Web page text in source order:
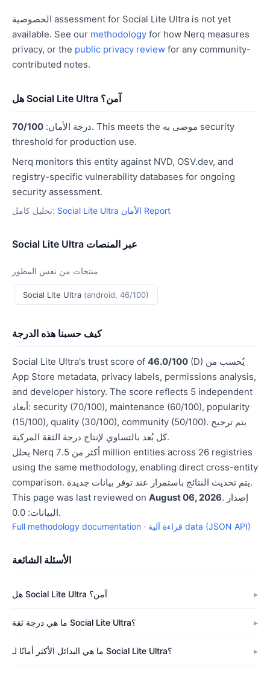
الخصوصية assessment for Social Lite Ultra is not yet
available. See our methodology for how Nerq measures
privacy, or the public privacy review for any community-
contributed notes.
هل Social Lite Ultra آمن؟
درجة الأمان: 70/100
. This meets the موصى به security
threshold for production use.
Nerq monitors this entity against NVD, OSV.dev, and
registry-specific vulnerability databases for ongoing
security assessment.
تحليل كامل: Social Lite Ultra الأمان Report
Social Lite Ultra عبر المنصات
منتجات من نفس المطور
Social Lite Ultra (android, 46/100)
كيف حسبنا هذه الدرجة
Social Lite Ultra's trust score of 46.0/100 (D) يُحسب من
App Store metadata, privacy labels, permissions analysis,
and developer history. The score reflects 5 independent
أبعاد: security (70/100), maintenance (60/100), popularity
(15/100), quality (30/100), community (50/100). يتم ترجيح
كل بُعد بالتساوي لإنتاج درجة الثقة المركبة.
يحلل Nerq أكثر من 7.5 million entities across 26 registries
using the same methodology, enabling direct cross-entity
comparison. يتم تحديث النتائج باستمرار عند توفر بيانات جديدة.
This page was last reviewed on August 06, 2026. إصدار
البيانات: 0.0.
Full methodology documentation · قراءة آلية data (JSON API)
الأسئلة الشائعة
هل Social Lite Ultra آمن؟
ما هي درجة ثقة Social Lite Ultra؟
ما هي البدائل الأكثر أمانًا لـ Social Lite Ultra؟